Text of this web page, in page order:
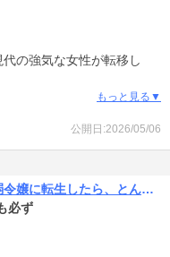
の強気な女性が転移し
ていく様がとても痛快で
もっと見る▼
公開日:2026/05/06
今まで馬鹿にされていた気弱令嬢に転生したら、とんでもない事になった話、聞く？
必ず